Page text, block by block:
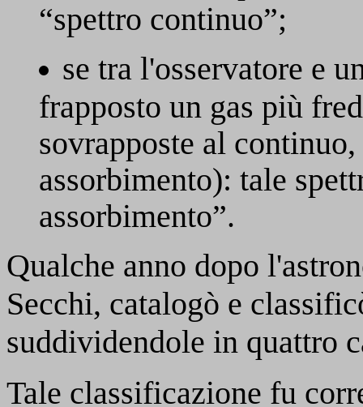
“spettro continuo”;
se tra l'osservatore e
frapposto un gas più
sovrapposte al
assorbimento): tale
assorbimento”.
Qualche anno dopo
Secchi, catalogò e
suddividendole in quattro
Tale classificazione fu